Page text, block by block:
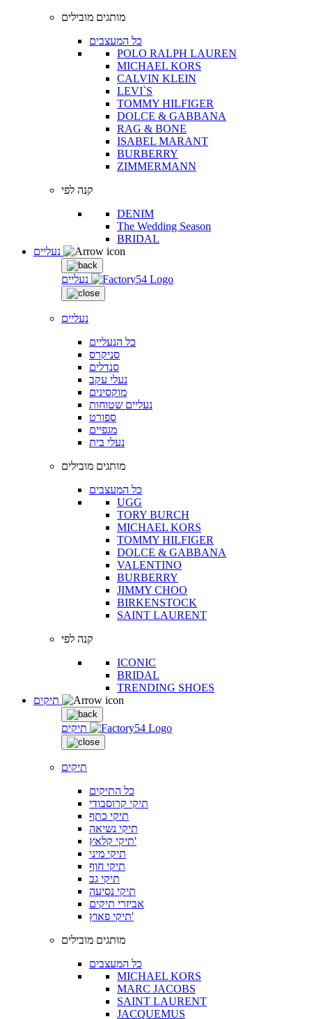
מותגים מובילים
כל המעצבים
POLO RALPH LAUREN
MICHAEL KORS
CALVIN KLEIN
LEVI`S
TOMMY HILFIGER
DOLCE & GABBANA
RAG & BONE
ISABEL MARANT
BURBERRY
ZIMMERMANN
קנה לפי
DENIM
The Wedding Season
BRIDAL
נעליים
נעליים
כל הנעליים
סניקרס
סנדלים
נעלי עקב
מוקסינים
נעליים שטוחות
ספורט
מגפיים
נעלי בית
מותגים מובילים
כל המעצבים
UGG
TORY BURCH
MICHAEL KORS
TOMMY HILFIGER
DOLCE & GABBANA
VALENTINO
BURBERRY
JIMMY CHOO
BIRKENSTOCK
SAINT LAURENT
קנה לפי
ICONIC
BRIDAL
TRENDING SHOES
תיקים
תיקים
כל התיקים
תיקי קרוסבודי
תיקי כתף
תיקי נשיאה
תיקי קלאץ'
תיקי מיני
תיקי חוף
תיקי גב
תיקי נסיעה
אביזרי תיקים
תיקי פאוץ'
מותגים מובילים
כל המעצבים
MICHAEL KORS
MARC JACOBS
SAINT LAURENT
JACQUEMUS